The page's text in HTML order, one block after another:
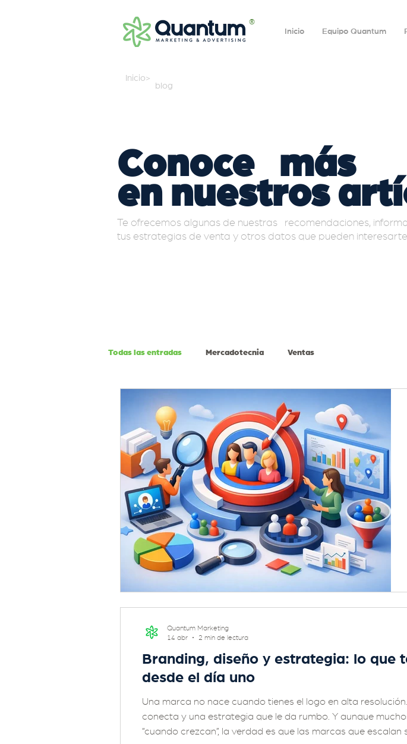
®
Inicio Equipo Quantum
blog
Inicio>
Conoce más
en nuestros
Te ofrecemos algunas de nuestras recomendaciones,
tus estrategias de venta y otros datos que pueden interesarte.
Todas las entradas Mercadotecnia Ventas
Branding, diseño y estrategia: lo que
desde el día uno
Una marca no nace cuando tienes el logo en alta
conecta y una estrategia que le da rumbo. Y aunque
“cuando crezcan”, la verdad es que las marcas que
Quantum Marketing
14 abr
2 min de lectura